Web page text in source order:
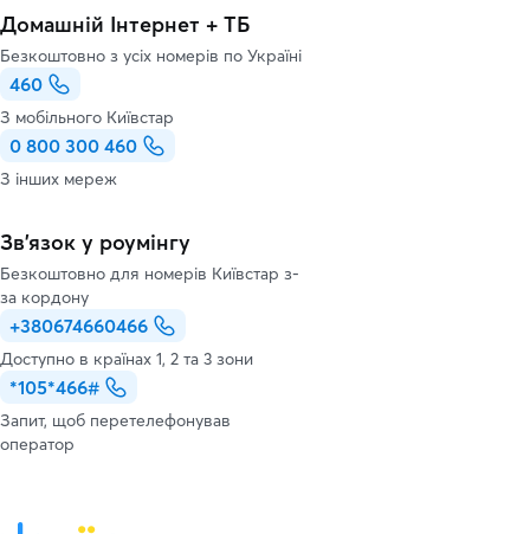
Домашній Інтернет + ТБ
Безкоштовно з усіх номерів по Україні
460
З мобільного Київстар
0 800 300 460
З інших мереж
Зв’язок у роумінгу
Безкоштовно для номерів Київстар з-
за кордону
+380674660466
Доступно в країнах 1, 2 та 3 зони
*105*466#
Запит, щоб перетелефонував
оператор